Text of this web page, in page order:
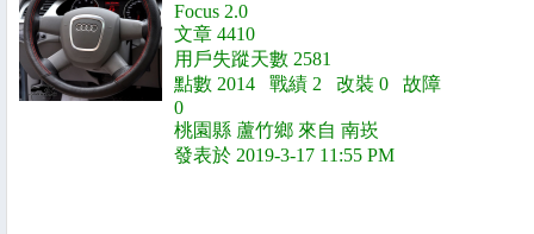
Focus 2.0
文章 4410
用戶失蹤天數 2581
點數 2014 戰績 2 改裝 0 故障
0
桃園縣 蘆竹鄉 來自 南崁
發表於 2019-3-17 11:55 PM